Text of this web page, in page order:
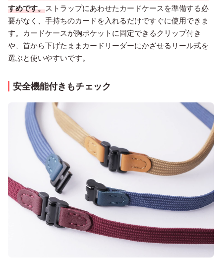
すめです。ストラップにあわせたカードケースを準備する必
要がなく、手持ちのカードを入れるだけですぐに使用できま
す。カードケースが胸ポケットに固定できるクリップ付き
や、首から下げたままカードリーダーにかざせるリール式を
選ぶと使いやすいです。
安全機能付きもチェック